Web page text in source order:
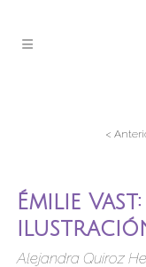
<
Émilie
Alejandra Quiroz